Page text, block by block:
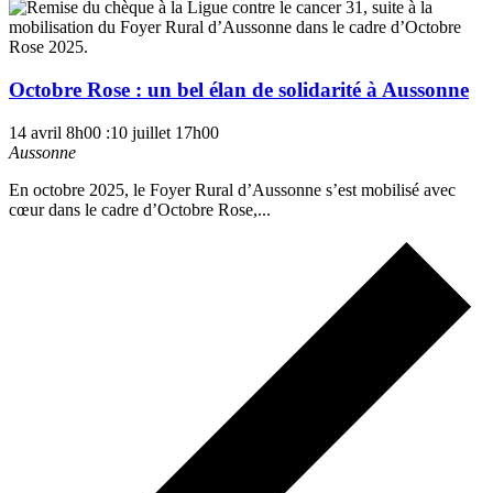
Octobre Rose : un bel élan de solidarité à Aussonne
14 avril 8h00 :10 juillet 17h00
Aussonne
En octobre 2025, le Foyer Rural d’Aussonne s’est mobilisé avec
cœur dans le cadre d’Octobre Rose,...